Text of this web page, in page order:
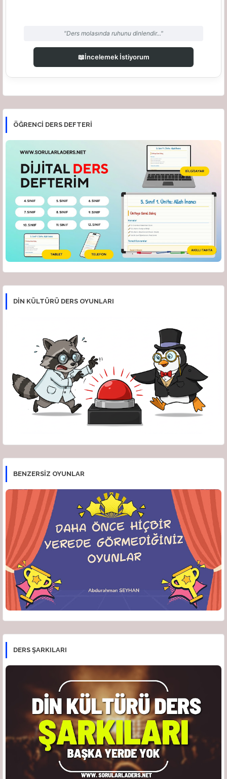
"Ders molasında ruhunu dinlendir..."
📖İncelemek İstiyorum
ÖĞRENCI DERS DEFTERI
DİN KÜLTÜRÜ DERS OYUNLARI
BENZERSİZ OYUNLAR
DERS ŞARKILARI